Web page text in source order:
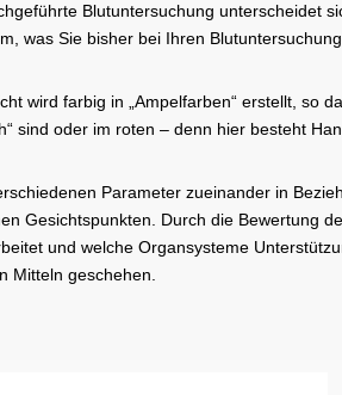
Blutuntersuchung unterscheidet
was Sie bisher bei Ihren
wird farbig in „Ampelfarben“ erstellt, so
sind oder im roten – denn hier besteht
Parameter zueinander in
Gesichtspunkten. Durch die Bewertung
und welche Organsysteme
Mitteln geschehen.